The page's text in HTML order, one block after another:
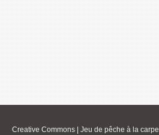
Creative Commons | Jeu de pêche à la carpe